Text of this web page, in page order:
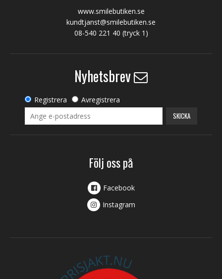
www.smilebutiken.se
kundtjanst@smilebutiken.se
08-540 221 40 (tryck 1)
Nyhetsbrev
Registrera Avregistrera
SKICKA
Följ oss på
Facebook
Instagram